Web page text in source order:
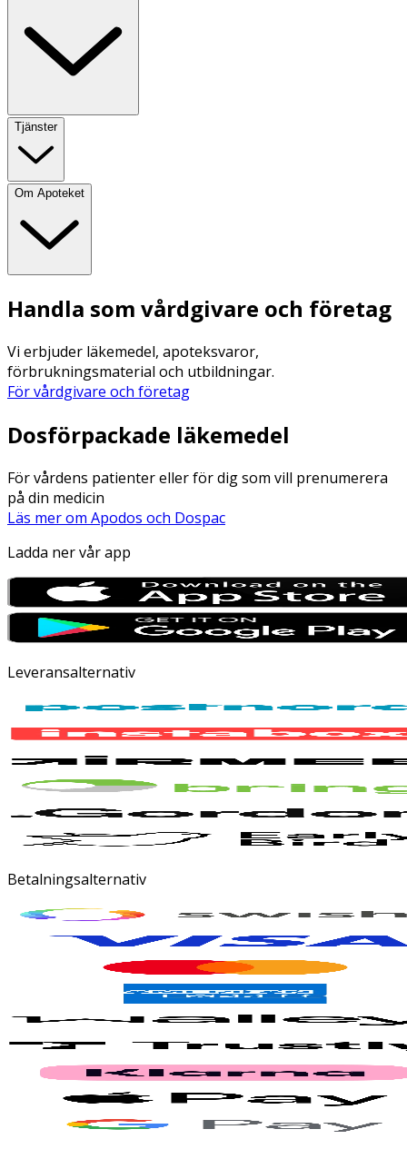
Tjänster
Om Apoteket
Handla som vårdgivare och företag
Vi erbjuder läkemedel, apoteksvaror,
förbrukningsmaterial och utbildningar.
För vårdgivare och företag
Dosförpackade läkemedel
För vårdens patienter eller för dig som vill prenumerera
på din medicin
Läs mer om Apodos och Dospac
Ladda ner vår app
Leveransalternativ
Betalningsalternativ